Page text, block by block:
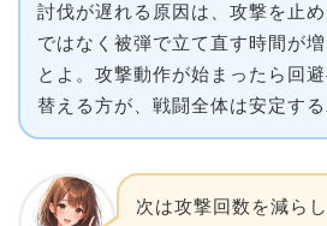
討伐が遅れる原因は、攻撃を止め
ではなく被弾で立て直す時間が増
とよ。攻撃動作が始まったら回避
替える方が、戦闘全体は安定する
次は攻撃回数を減ら